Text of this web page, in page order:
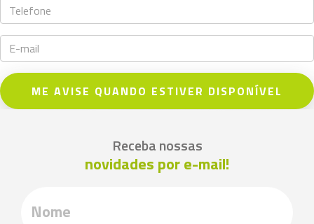
ME AVISE QUANDO ESTIVER DISPONÍVEL
Receba nossas
novidades por e-mail!